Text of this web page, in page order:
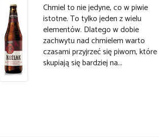
Chmiel to nie jedyne, co w piwie
istotne. To tylko jeden z wielu
elementów. Dlatego w dobie
zachwytu nad chmielem warto
czasami przyjrzeć się piwom, które
skupiają się bardziej na...